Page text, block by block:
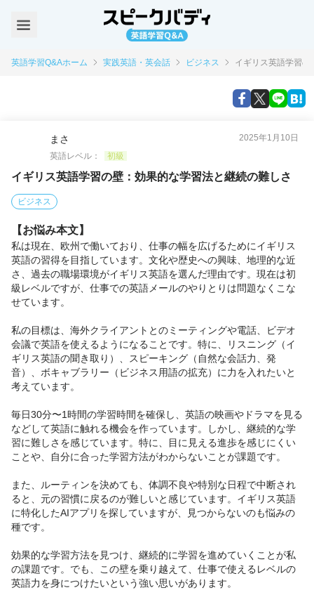
英語学習Q&Aホーム 実践英語・英会話 ビジネス イギリス英語学習
まさ
2025年1月10日
英語レベル：
初級
イギリス英語学習の壁：効果的な学習法と継続の難しさ
ビジネス
【お悩み本文】
私は現在、欧州で働いており、仕事の幅を広げるためにイギリス
英語の習得を目指しています。文化や歴史への興味、地理的な近
さ、過去の職場環境がイギリス英語を選んだ理由です。現在は初
級レベルですが、仕事での英語メールのやりとりは問題なくこな
せています。
私の目標は、海外クライアントとのミーティングや電話、ビデオ
会議で英語を使えるようになることです。特に、リスニング（イ
ギリス英語の聞き取り）、スピーキング（自然な会話力、発
音）、ボキャブラリー（ビジネス用語の拡充）に力を入れたいと
考えています。
毎日30分〜1時間の学習時間を確保し、英語の映画やドラマを見る
などして英語に触れる機会を作っています。しかし、継続的な学
習に難しさを感じています。特に、目に見える進歩を感じにくい
ことや、自分に合った学習方法がわからないことが課題です。
また、ルーティンを決めても、体調不良や特別な日程で中断され
ると、元の習慣に戻るのが難しいと感じています。イギリス英語
に特化したAIアプリを探していますが、見つからないのも悩みの
種です。
効果的な学習方法を見つけ、継続的に学習を進めていくことが私
の課題です。でも、この壁を乗り越えて、仕事で使えるレベルの
英語力を身につけたいという強い思いがあります。